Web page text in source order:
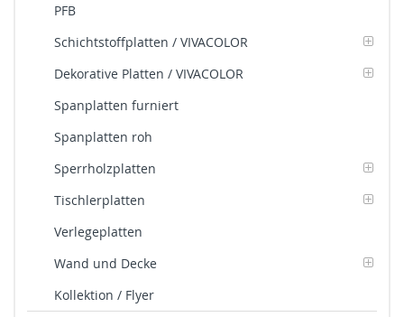
PFB
Schichtstoffplatten / VIVACOLOR
Dekorative Platten / VIVACOLOR
Spanplatten furniert
Spanplatten roh
Sperrholzplatten
Tischlerplatten
Verlegeplatten
Wand und Decke
Kollektion / Flyer